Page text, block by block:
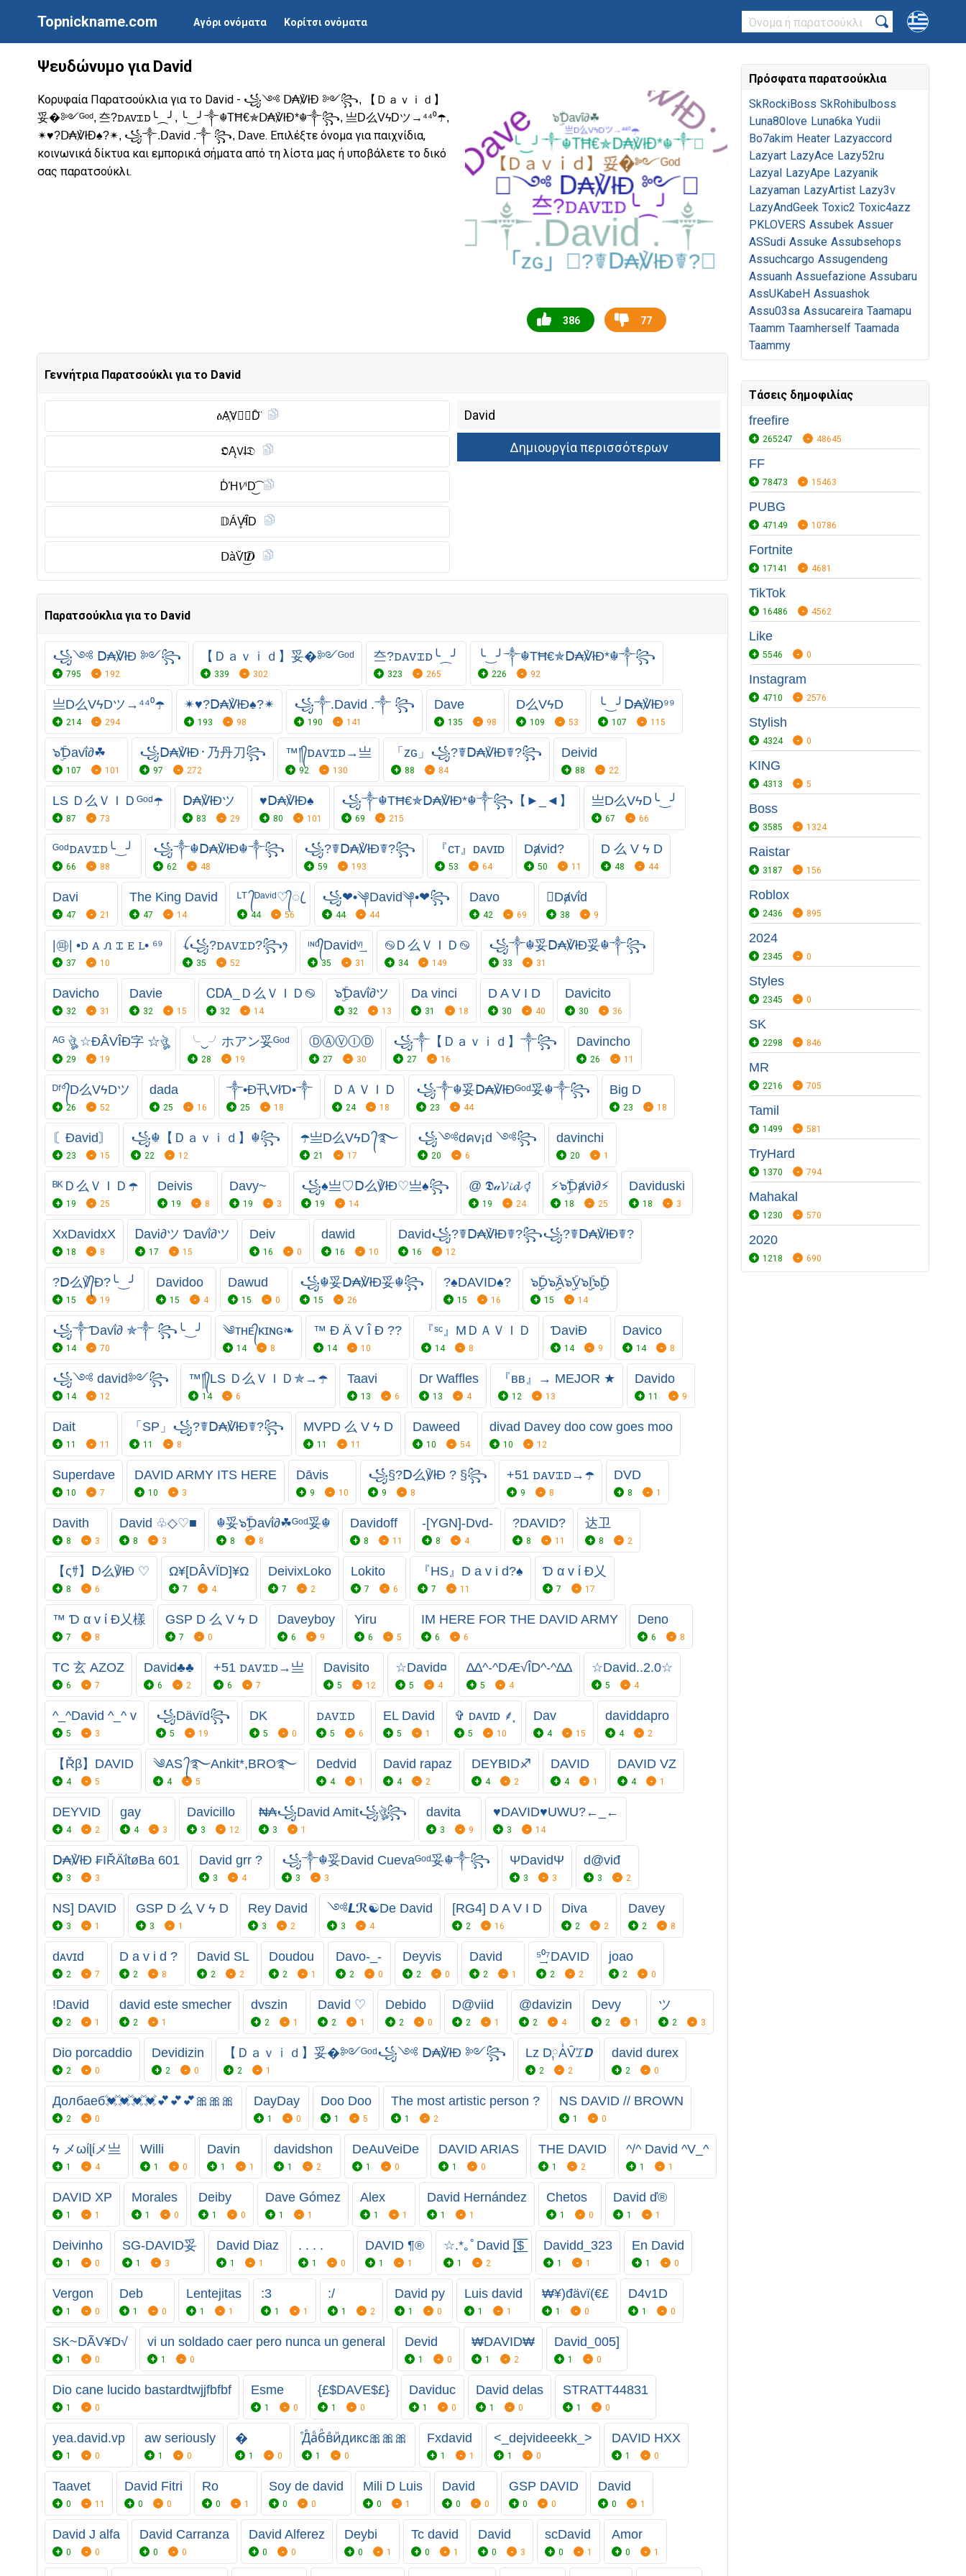
Topnickname.com Αγόρι ονόματα Κορίτσι ονόματα
Ψευδώνυμο για David
Κορυφαία Παρατσούκλια για το David - ꧁༺ Ⅾ₳℣łĐ ༻꧂, 【Ｄａｖｉｄ】
妥�༻ᴳᵒᵈ, 夳?ꭰꭺꮩꮖꭰ╰⁔╯, ╰‿╯༒☬TĦ€✯Ⅾ₳℣łĐ*☬༒꧂, 亗D么VϟDツ→⁴⁴⁰☂️,
✴♥?Ⅾ₳℣łĐ♠?✴, ꧁༒.David .༒ ꧂, Dave. Επιλέξτε όνομα για παιχνίδια,
κοινωνικά δίκτυα και εμπορικά σήματα από τη λίστα μας ή υποβάλετε το δικό
σας παρατσούκλι.
386 77
Γεννήτρια Παρατσούκλι για το David
ዕA҉V⃠𝓘D̑̈
𝕺Ą𝖵I̶𝔇
D̾Ή𝑉ⁱD͜͡
𝔻ÁV̥ͦȊ̈D
𝖣àV̆̈I͜͡𝑫
Παρατσούκλια για το David
꧁༺ Ⅾ₳℣łĐ ༻꧂
795 192
【Ｄａｖｉｄ】妥�༻ᴳᵒᵈ
339 302
夳?ꭰꭺꮩꮖꭰ╰⁔╯
323 265
╰‿╯༒☬TĦ€✯Ⅾ₳℣łĐ*☬༒꧂
226 92
亗D么VϟDツ→⁴⁴⁰☂️
214 294
✴♥?Ⅾ₳℣łĐ♠?✴
193 98
꧁༒.David .༒ ꧂
190 141
Dave
135 98
D么VϟD
109 53
╰‿╯Ⅾ₳℣łĐ⁹⁹⁩
107 115
๖ۣۜƊavΐ∂☘
107 101
꧁Ⅾ₳℣łĐ᛫乃丹刀꧂
97 272
™༎᭄ꭰꭺꮩꮖꭰ→亗
92 130
「ᴢɢ」꧁?☤Ⅾ₳℣łĐ☤?꧂
88 84
Deivid
88 22
LS Ｄ么ＶＩＤᴳᵒᵈ☂️
87 73
Ⅾ₳℣łĐツ
83 29
♥️Ⅾ₳℣łĐ♠
80 101
꧁༒☬TĦ€✯Ⅾ₳℣łĐ*☬༒꧂【►_◄】
69 215
亗D么VϟD╰‿╯
67 66
ᴳᵒᵈꭰꭺꮩꮖꭰ╰‿╯
66 88
꧁༒☬Ⅾ₳℣łĐ☬༒꧂
62 48
꧁?☤Ⅾ₳℣łĐ☤?꧂
59 193
『ᴄᴛ』ᴅᴀᴠɪᴅ
53 64
Dⱥvid?
50 11
D 么 V ϟ D
48 44
Davi
47 21
The King David
47 14
ᴸᵀ ᭄ᴰᵃᵛⁱᵈ♡᭄ꦿ
44 56
꧁❤•༆David༆•❤꧂
44 44
Davo
42 69
Dⱥvΐd
38 9
|㉺| •ꭰ ꭺ ꮑ ꮖ ꭼ ꮮ• ⁶⁹
37 10
ꪶ꧁?ꭰꭺꮩꮖꭰ?꧂ꫂ
35 52
ᶦᶰᵈ᭄Davidᵛ͢ᵎ
35 31
࿊Ｄ么ＶＩＤ࿊
34 149
꧁༒☬妥Ⅾ₳℣łĐ妥☬༒꧂
33 31
Davicho
32 31
Davie
32 15
ᏟᎠᎪ_Ｄ么ＶＩＤ࿊
32 14
๖ۣۜƊavΐ∂ツ
32 13
Da vinci
31 18
D A V I D
30 40
Davicito
30 36
ᴬᴳ ঔৣ ☆ĐÂVÎĐ字 ☆ঔৣ
29 19
╰‿╯ホアン妥ᴳᵒᵈ
28 19
ⒹⒶⓋⒾⒹ
27 30
꧁༒【Ｄａｖｉｄ】༒꧂
27 16
Davincho
26 11
ᴰᶠ°᭄D么VϟDツ
26 52
dada
25 16
༒•Đ卂VłƊ•༒
25 18
ＤＡＶＩＤ
24 18
꧁༒☬妥Ⅾ₳℣łĐᴳᵒᵈ妥☬༒꧂
23 44
Big D
23 18
〘Đavid〙
23 15
꧁☬【Ｄａｖｉｄ】☬꧂
22 12
☂️亗D么VϟD ᭄࿐
21 17
꧁༺dคv¡d ༺꧂
20 6
davinchi
20 1
ᴮᴷＤ么ＶＩＤ☂️
19 25
Deivis
19 8
Davy~
19 3
꧁♠亗♡Ⅾ么℣łĐ♡亗♠꧂
19 14
@ 𝕯𝒶𝓥𝓲𝓭 ⚥
19 24
⚡๖ۣۜƊⱥvi∂⚡
18 25
Daviduski
18 3
XxDavidxX
18 8
ᎠavᎥ∂ツ Ɗavΐ∂ツ
17 15
Deiv
16 0
dawid
16 10
David꧁?☤Ⅾ₳℣łĐ☤?꧂꧁?☤Ⅾ₳℣łĐ☤?
16 12
?Ⅾ么℣᭄Đ?╰‿╯
15 19
Davidoo
15 4
Dawud
15 0
꧁☬妥Ⅾ₳℣łĐ妥☬꧂
15 26
?♠️DAVID♠️?
15 16
๖ۣۣۜD๖ۣۣۜА๖ۣۣۜV๖ۣۣۜI๖ۣۣۜD
15 14
꧁༒Ɗavΐ∂ ✯༒ ꧂╰‿╯
14 70
༄ᴛʜᴇ᭄ᴋɪɴɢ❧
14 8
™️ Đ Ä V Î Đ ?‍?
14 10
『ˢᶜ』MＤＡＶＩＤ
14 8
ƊaviÐ
14 9
Davico
14 8
꧁༺ david༻꧂
14 12
™༎᭄LS Ｄ么ＶＩＤ✯→☂️
14 6
Taavi
13 6
Dr Waffles
13 4
『вв』→ MEJOR ★
12 13
Davido
11 9
Dait
11 11
「SP」꧁?☤Ⅾ₳℣łĐ☤?꧂
11 8
MVPㅤD 么 V ϟ D
11 11
Daweed
10 54
divad Davey doo cow goes moo
10 12
Superdave
10 7
DAVID ARMY ITS HERE
10 3
Dāvis
9 10
꧁§?Ⅾ么℣łĐ ? §꧂
9 8
+51 ꭰꭺꮩꮖꭰ→☂️
9 8
DVD
8 1
Davith
8 3
David ♧◇♡■
8 3
☬妥๖ۣۜƊavΐ∂☘ᴳᵒᵈ妥☬
8 8
Davidoff
8 11
-[YGN]-Dvd-
8 4
?DAVID?
8 11
达卫
8 2
【ςｻ】Ⅾ么℣łĐ ♡
8 6
Ω¥[DÂVÏD]¥Ω
7 4
DeivixLoko
7 2
Lokito
7 6
『HS』D a v i d?♠️
7 11
Ɗ α v ί Đ乂
7 17
™ Ɗ α v ί Đ乂樣
7 8
GSP D 么 V ϟ D
7 0
Daveyboy
6 9
Yiru
6 5
IM HERE FOR THE DAVID ARMY
6 6
Deno
6 8
TC 玄 AZOZ
6 7
David♣♣
6 2
+51 ꭰꭺꮩꮖꭰ→亗
6 7
Davisito
5 12
☆David¤
5 4
∆∆^-^DÆ√ÎD^-^∆∆
5 4
☆David..2.0☆
5 4
^_^David ^_^ v
5 3
꧁⁣Dävïd꧂
5 19
DK
5 0
ꭰꭺꮩꮖꭰ
5 6
EL David
5 1
✞ ᴅᴀᴠɪᴅ ⸙͎
5 10
Dav
4 15
daviddapro
4 2
【Řβ】DAVID
4 5
༄AS ᭄࿐Ankit*,BRO࿐
4 5
Dedvid
4 1
David rapaz
4 2
DEYBID♐
4 2
DAVID
4 1
DAVID VZ
4 1
DEYVID
4 2
gay
4 3
Davicillo
3 12
₦₳꧁⁣David Amit꧁ঔৣ꧂
3 1
davita
3 9
♥️DAVID♥️UWU?←_←
3 14
Ⅾ₳℣łĐ ₣IŘÄΐtøΒa 601
3 3
David grr ?
3 4
꧁༒☬妥David Cuevaᴳᵒᵈ妥☬༒꧂
3 3
ΨDavidΨ
3 3
d@viđ
3 2
NS] DAVID
3 1
GSP D 么 V ϟ D
3 1
Rey David
3 2
༺𝙇ℛ☯️De David
3 4
[RG4] D A V I D
2 16
Diva
2 2
Davey
2 8
dᴀvɪd
2 7
D a v i d ?
2 8
David SL
2 2
Doudou
2 1
Davo-_-
2 0
Deyvis
2 0
David
2 1
⁵͢͢͢⁰⁷DAVID
2 2
joao
2 0
!David
2 1
david este smecher
2 1
dvszin
2 1
David ♡
2 1
Debido
2 0
D@viid
2 1
@davizin
2 4
Devy
2 1
ツ
2 3
Dio porcaddio
2 0
Devidizin
2 0
【Ｄａｖｉｄ】妥�༻ᴳᵒᵈ꧁༺ Ⅾ₳℣łĐ ༻꧂
2 1
Lz D༙A̾V̑̈𝓘𝘿
2 2
david durex
2 0
Долбаеб💓💓💓💓💕💕💕🎀🎀🎀
2 0
DayDay
1 0
Doo Doo
1 5
The most artistic person ?
1 2
NS DAVID // BROWN
1 0
ϟ メωίɭίメ亗
1 4
Willi
1 0
Davin
1 1
davidshon
1 2
DeAuVeiDe
1 0
DAVID ARIAS
1 0
THE DAVID
1 2
^/^ David ^V_^
1 1
DAVID XP
1 1
Morales
1 0
Deiby
1 0
Dave Gómez
1 1
Alex
1 1
David Hernández
1 1
Chetos
1 0
David ď®
1 1
Deivinho
1 0
SG-DAVID妥
1 3
David Diaz
1 1
. . . .
1 0
DAVID ¶®
1 1
☆.*｡ﾟDavid [̲̅$̲̅
1 2
Davidd_323
1 1
En David
1 0
Vergon
1 0
Deb
1 0
Lentejitas
1 1
:3
1 1
:/
1 2
David py
1 0
Luis david
1 1
₩¥)đävï(€£
1 0
D4v1D
1 0
SK~DÃV¥D√
1 0
vi un soldado caer pero nunca un general
1 0
Devid
1 0
₩DAVID₩
1 2
David_005]
1 0
Dio cane lucido bastardtwjjfbfbf
1 0
Esme
1 0
{£$DAVE$£}
1 0
Daviduc
1 0
David delas
1 0
STRATT44831
1 0
yea.david.vp
1 0
aw seriously
1 0
�
1 0
ⷷДⷷаⷠбⷧвⷶиⷩдикс🎀🎀🎀
1 0
Fxdavid
1 1
<_dejvideeekk_>
1 0
DAVID HXX
1 0
Taavet
0 11
David Fitri
0 0
Ro
0 1
Soy de david
0 0
Mili D Luis
0 1
David
0 0
GSP DAVID
0 0
David
0 1
David J alfa
0 0
David Carranza
0 0
David Alferez
0 0
Deybi
0 1
Tc david
0 1
David
0 3
scDavid
0 1
Amor
0 1
Πρόσφατα παρατσούκλια
SkRockiBoss SkRohibulboss
Luna80love Luna6ka Yudii
Bo7akim Heater Lazyaccord
Lazyart LazyAce Lazy52ru
Lazyal LazyApe Lazyanik
Lazyaman LazyArtist Lazy3v
LazyAndGeek Toxic2 Toxic4azz
PKLOVERS Assubek Assuer
ASSudi Assuke Assubsehops
Assuchcargo Assugendeng
Assuanh Assuefazione Assubaru
AssUKabeH Assuashok
Assu03sa Assucareira Taamapu
Taamm Taamherself Taamada
Taammy
Τάσεις δημοφιλίας
freefire
265247 48645
FF
78473 15463
PUBG
47149 10786
Fortnite
17141 4681
TikTok
16486 4562
Like
5546 0
Instagram
4710 2576
Stylish
4324 0
KING
4313 5
Boss
3585 1324
Raistar
3187 156
Roblox
2436 895
2024
2345 0
Styles
2345 0
SK
2298 846
MR
2216 705
Tamil
1499 581
TryHard
1370 794
Mahakal
1230 570
2020
1218 690